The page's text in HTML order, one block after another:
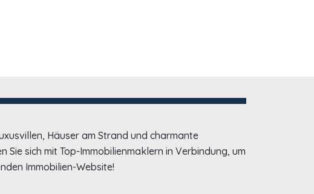
Häuser am Strand und charmante
sich mit Top-Immobilienmaklern in Verbindung, um
Immobilien-Website!